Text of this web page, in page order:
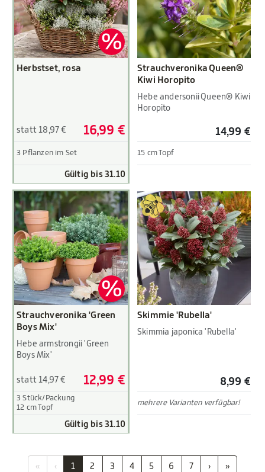
Herbstset, rosa
statt 18,97 € 16,99 €
3 Pflanzen im Set
Gültig bis 31.10
Strauchveronika Queen®
Kiwi Horopito
Hebe andersonii Queen® Kiwi
Horopito
14,99 €
15 cm Topf
Strauchveronika 'Green
Boys Mix'
Hebe armstrongii 'Green
Boys Mix'
statt 14,97 € 12,99 €
3 Stück/Packung
12 cm Topf
Gültig bis 31.10
Skimmie 'Rubella'
Skimmia japonica 'Rubella'
8,99 €
mehrere Varianten verfügbar!
« ‹ 1 2 3 4 5 6 7 › »